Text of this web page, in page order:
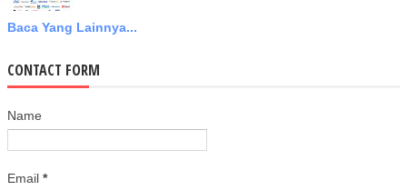
Baca Yang Lainnya...
CONTACT FORM
Name
Email *